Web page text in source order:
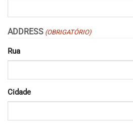
ADDRESS (OBRIGATÓRIO)
Rua
Cidade